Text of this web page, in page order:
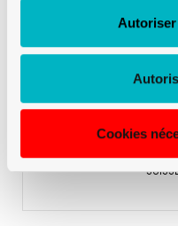
Cookies
+41 79